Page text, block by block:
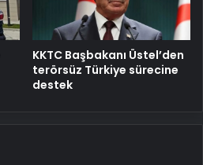
KKTC Başbakanı Üstel’den
terörsüz Türkiye sürecine
destek